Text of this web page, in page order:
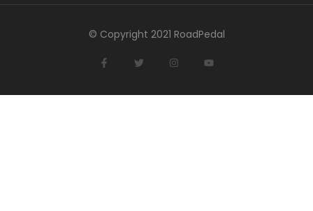
© Copyright 2021 RoadPedal